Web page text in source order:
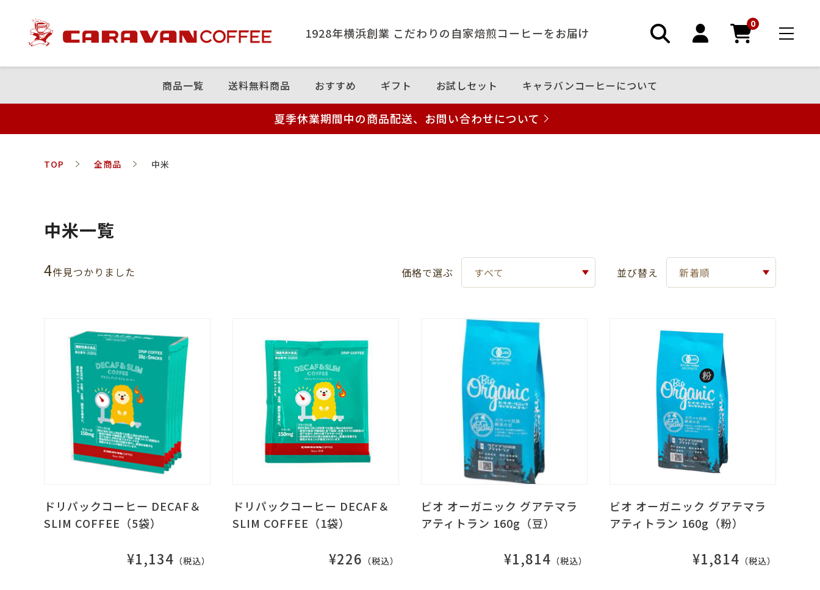
1928年横浜創業 こだわりの⾃家焙煎コーヒーをお届け
0
商品⼀覧 送料無料商品 おすすめ ギフト お試しセット キャラバンコーヒーについて
夏季休業期間中の商品配送、お問い合わせについて
TOP 全商品 中米
中米一覧
4件⾒つかりました 価格で選ぶ すべて 並び替え 新着順
ドリパックコーヒー DECAF＆
SLIM COFFEE（5袋）
¥1,134 （税込）
ドリパックコーヒー DECAF＆
SLIM COFFEE（1袋）
¥226 （税込）
ビオ オーガニック グアテマラ
アティトラン 160g（豆）
¥1,814 （税込）
ビオ オーガニック グアテマラ
アティトラン 160g（粉）
¥1,814 （税込）